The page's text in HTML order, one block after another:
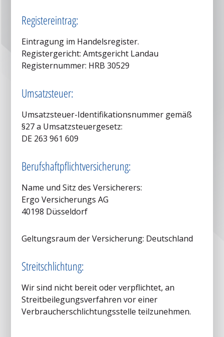
Registereintrag:
Eintragung im Handelsregister.
Registergericht: Amtsgericht Landau
Registernummer: HRB 30529
Umsatzsteuer:
Umsatzsteuer-Identifikationsnummer gemäß
§27 a Umsatzsteuergesetz:
DE 263 961 609
Berufshaftpflichtversicherung:
Name und Sitz des Versicherers:
Ergo Versicherungs AG
40198 Düsseldorf
Geltungsraum der Versicherung: Deutschland
Streitschlichtung:
Wir sind nicht bereit oder verpflichtet, an
Streitbeilegungsverfahren vor einer
Verbraucherschlichtungsstelle teilzunehmen.